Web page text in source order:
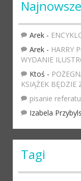
Arek -
Arek - HARRY
WYDANIE
Ktoś -
KSIĄŻEK BĘDZIE
pisanie referatu
Izabela
Tagi